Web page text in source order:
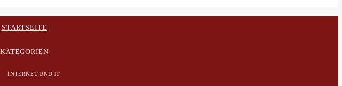
STARTSEITE
KATEGORIEN
INTERNET UND IT